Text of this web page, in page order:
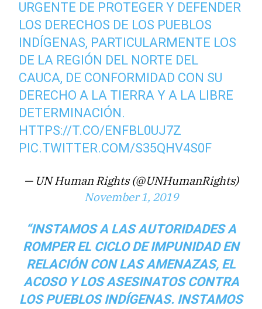
URGENTE DE PROTEGER Y DEFENDER
LOS DERECHOS DE LOS PUEBLOS
INDÍGENAS, PARTICULARMENTE LOS
DE LA REGIÓN DEL NORTE DEL
CAUCA, DE CONFORMIDAD CON SU
DERECHO A LA TIERRA Y A LA LIBRE
DETERMINACIÓN.
HTTPS://T.CO/ENFBL0UJ7Z
PIC.TWITTER.COM/S35QHV4S0F
— UN Human Rights (@UNHumanRights)
November 1, 2019
“INSTAMOS A LAS AUTORIDADES A
ROMPER EL CICLO DE IMPUNIDAD EN
RELACIÓN CON LAS AMENAZAS, EL
ACOSO Y LOS ASESINATOS CONTRA
LOS PUEBLOS INDÍGENAS. INSTAMOS